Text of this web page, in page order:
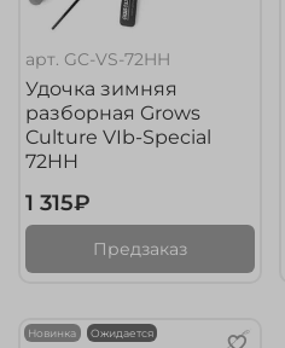
арт. GC-VS-72HH
Удочка зимняя
разборная Grows
Culture VIb-Special
72HH
1 315₽
Предзаказ
Новинка Ожидается